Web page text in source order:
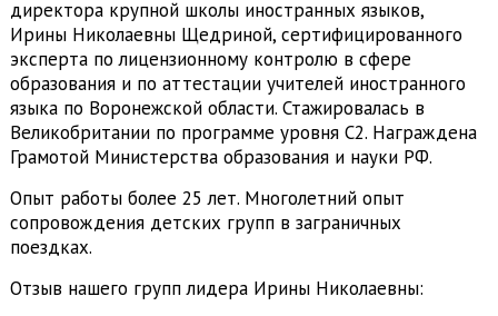
директора крупной школы иностранных языков,
Ирины Николаевны Щедриной, сертифицированного
эксперта по лицензионному контролю в сфере
образования и по аттестации учителей иностранного
языка по Воронежской области. Стажировалась в
Великобритании по программе уровня С2. Награждена
Грамотой Министерства образования и науки РФ.
Опыт работы более 25 лет. Многолетний опыт
сопровождения детских групп в заграничных
поездках.
Отзыв нашего групп лидера Ирины Николаевны: